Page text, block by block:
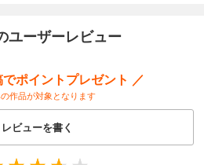
ーザーレビュー
ポイントプレゼント ／
作品が対象となります
レビューを書く